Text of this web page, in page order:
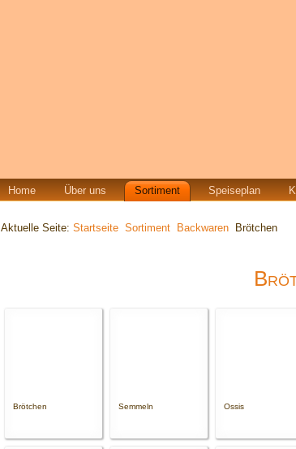
Home Über uns Sortiment Speiseplan
Aktuelle Seite: Startseite Sortiment Backwaren Brötchen
Brötchen Semmeln Ossis